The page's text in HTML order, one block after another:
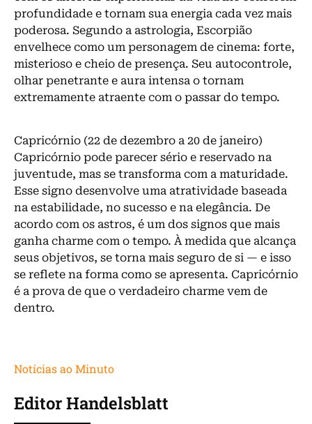
profundidade e tornam sua energia cada vez mais
poderosa. Segundo a astrologia, Escorpião
envelhece como um personagem de cinema: forte,
misterioso e cheio de presença. Seu autocontrole,
olhar penetrante e aura intensa o tornam
extremamente atraente com o passar do tempo.
Capricórnio (22 de dezembro a 20 de janeiro)
Capricórnio pode parecer sério e reservado na
juventude, mas se transforma com a maturidade.
Esse signo desenvolve uma atratividade baseada
na estabilidade, no sucesso e na elegância. De
acordo com os astros, é um dos signos que mais
ganha charme com o tempo. À medida que alcança
seus objetivos, se torna mais seguro de si — e isso
se reflete na forma como se apresenta. Capricórnio
é a prova de que o verdadeiro charme vem de
dentro.
Notícias ao Minuto
Editor Handelsblatt